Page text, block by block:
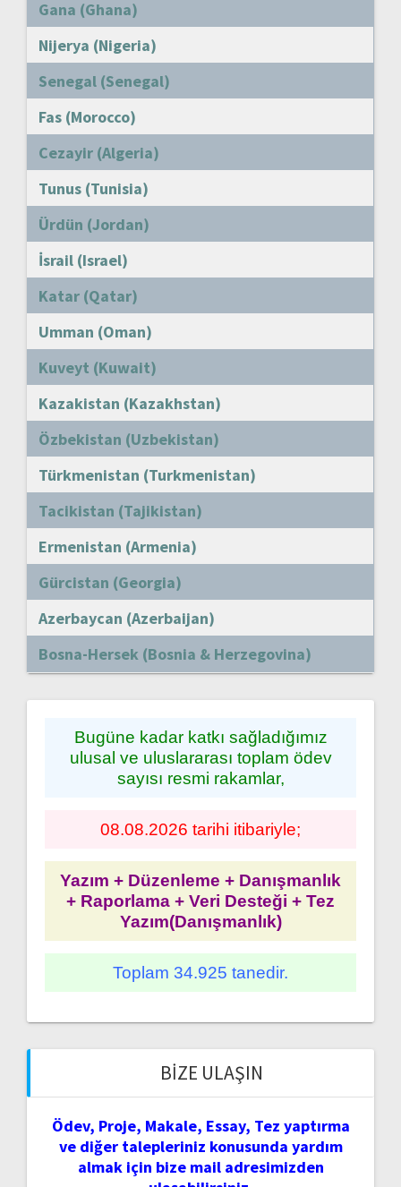
Gana (Ghana)
Nijerya (Nigeria)
Senegal (Senegal)
Fas (Morocco)
Cezayir (Algeria)
Tunus (Tunisia)
Ürdün (Jordan)
İsrail (Israel)
Katar (Qatar)
Umman (Oman)
Kuveyt (Kuwait)
Kazakistan (Kazakhstan)
Özbekistan (Uzbekistan)
Türkmenistan (Turkmenistan)
Tacikistan (Tajikistan)
Ermenistan (Armenia)
Gürcistan (Georgia)
Azerbaycan (Azerbaijan)
Bosna-Hersek (Bosnia & Herzegovina)
Bugüne kadar katkı sağladığımız
ulusal ve uluslararası toplam ödev
sayısı resmi rakamlar,
08.08.2026 tarihi itibariyle;
Yazım + Düzenleme + Danışmanlık
+ Raporlama + Veri Desteği + Tez
Yazım(Danışmanlık)
Toplam 34.925 tanedir.
BIZE ULAŞIN
Ödev, Proje, Makale, Essay, Tez yaptırma
ve diğer talepleriniz konusunda yardım
almak için bize mail adresimizden